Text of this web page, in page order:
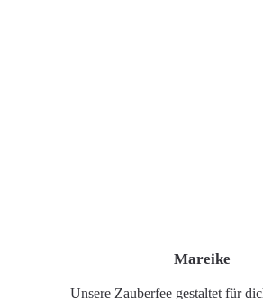
Mareike
Unsere Zauberfee gestaltet für